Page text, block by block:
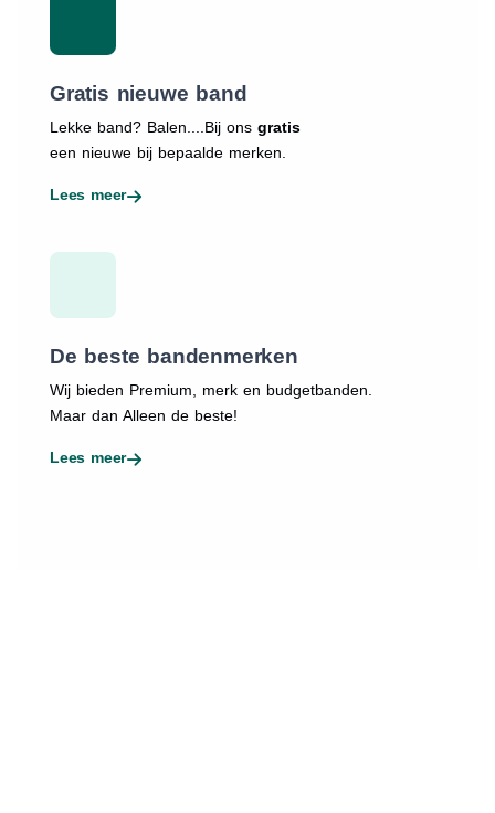
Gratis nieuwe band
Lekke band? Balen....Bij ons gratis
een nieuwe bij bepaalde merken.
Lees meer
De beste bandenmerken
Wij bieden Premium, merk en budgetbanden.
Maar dan Alleen de beste!
Lees meer